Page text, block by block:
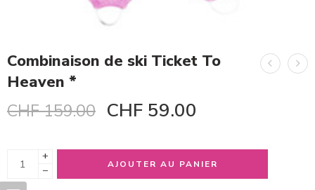
Combinaison de ski Ticket To
Heaven *
CHF159.00 CHF 59.00
+
−
AJOUTER AU PANIER